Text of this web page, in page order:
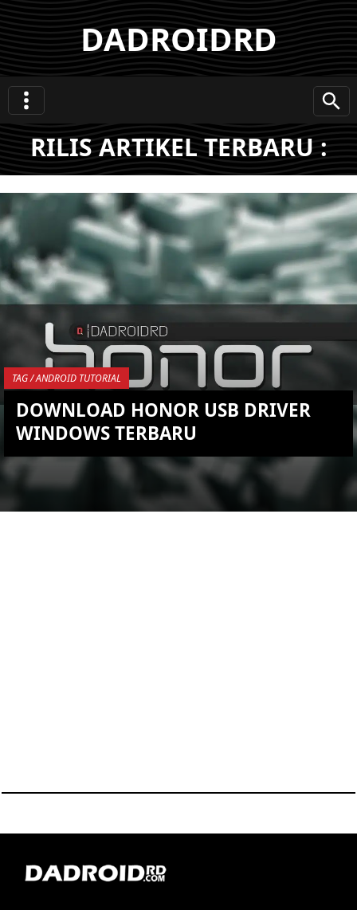
DADROIDRD
RILIS ARTIKEL TERBARU :
TAG / ANDROID TUTORIAL
DOWNLOAD HONOR USB DRIVER
WINDOWS TERBARU